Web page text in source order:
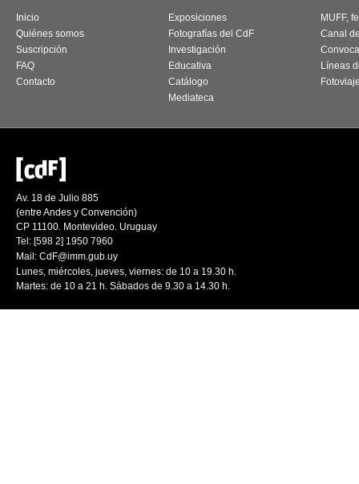
Inicio
Quiénes somos
Suscripción
FAQ
Contacto
Exposiciones
Fotografías del CdF
Investigación
Educativa
Catálogo
Mediateca
MUFF,
Canal
Líneas
Av. 18 de Julio 885
(entre Andes y Convención)
CP 11100. Montevideo. Uruguay
Tel: [598 2] 1950 7960
Mail: CdF@imm.gub.uy
Lunes, miércoles, jueves, viernes: de 10 a 19.30 h.
Martes: de 10 a 21 h. Sábados de 9.30 a 14.30 h.